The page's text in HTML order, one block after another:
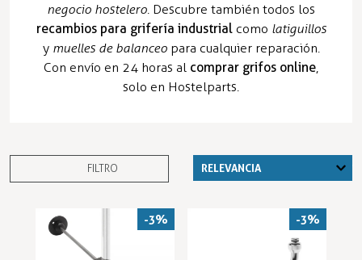
negocio hostelero. Descubre también todos los
recambios para grifería industrialcomo latiguillos
y muelles de balanceopara cualquier reparación.
Con envío en 24 horas al comprar grifos online,
solo en Hostelparts.
FILTRO
-3% -3%